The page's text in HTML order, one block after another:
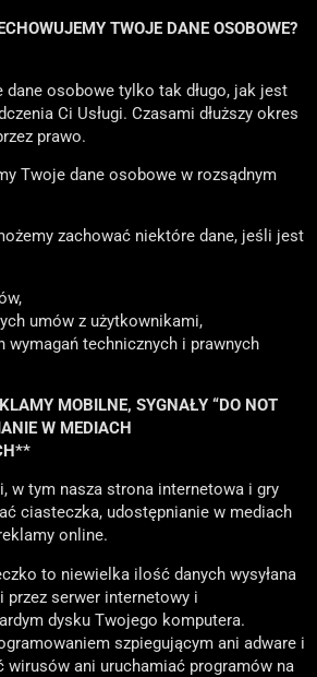
TWOJE DANE OSOBOWE?
dane osobowe tylko tak długo, jak jest
Ci Usługi. Czasami dłuższy okres
prawo.
Twoje dane osobowe w rozsądnym
zachować niektóre dane, jeśli jest
umów z użytkownikami,
wymagań technicznych i prawnych
MOBILNE, SYGNAŁY “DO NOT
W MEDIACH
w tym nasza strona internetowa i gry
ciasteczka, udostępnianie w mediach
online.
to niewielka ilość danych wysyłana
przez serwer internetowy i
dysku Twojego komputera.
szpiegującym ani adware i
wirusów ani uruchamiać programów na